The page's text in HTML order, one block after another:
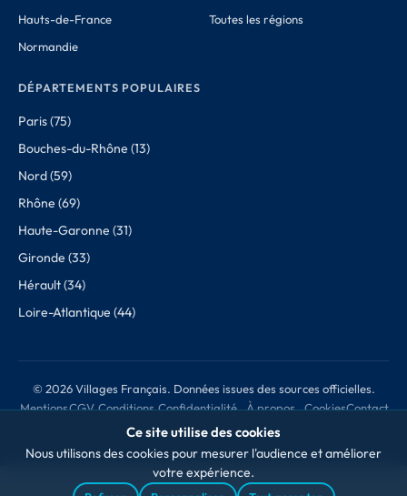
Hauts-de-France
Normandie
Toutes les régions
DÉPARTEMENTS POPULAIRES
Paris (75)
Bouches-du-Rhône (13)
Nord (59)
Rhône (69)
Haute-Garonne (31)
Gironde (33)
Hérault (34)
Loire-Atlantique (44)
© 2026 Villages Français. Données issues des sources officielles.
MentionsCGV Conditions
de retour
Confidentialité
À propos
des données
CookiesContact
Ce site utilise des cookies
Nous utilisons des cookies pour mesurer l'audience et améliorer
votre expérience.